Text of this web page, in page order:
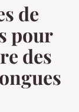
de
pour
des